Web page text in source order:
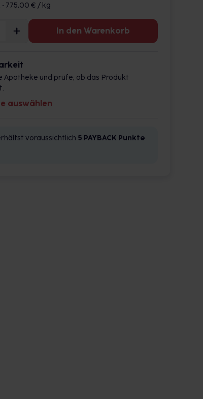
775,00 € / kg
In den Warenkorb
Apotheke und prüfe, ob das Produkt
auswählen
voraussichtlich 5 PAYBACK Punkte